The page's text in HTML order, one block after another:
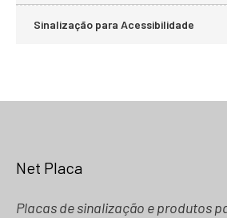
Sinalização para Acessibilidade
Net Placa
Placas de sinalização e produtos